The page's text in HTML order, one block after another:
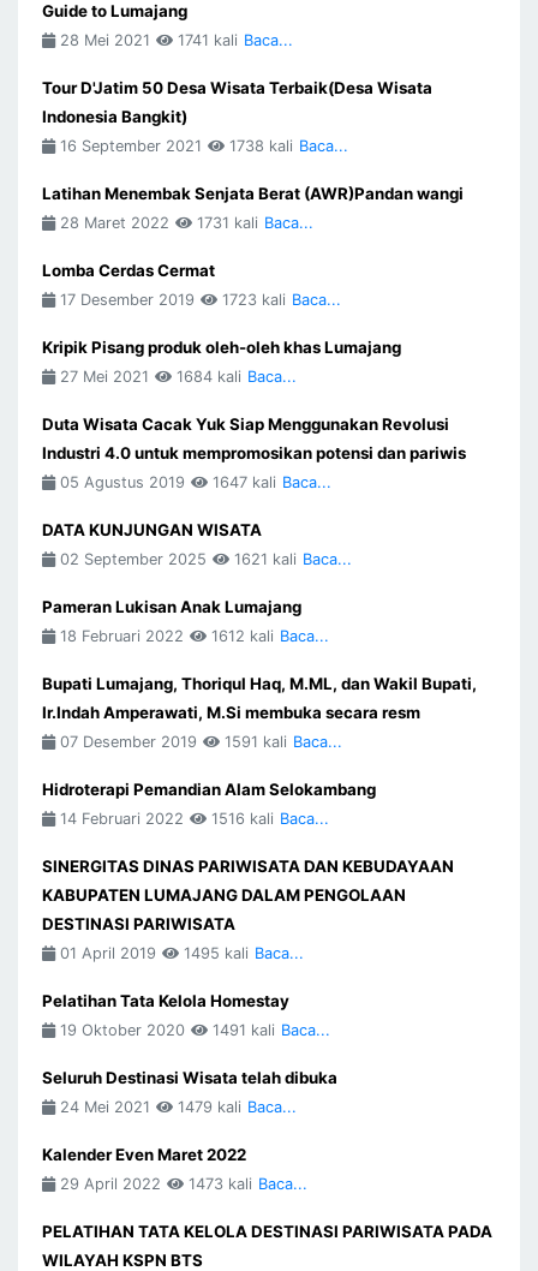
Guide to Lumajang
28 Mei 2021 1741 kali Baca...
Tour D'Jatim 50 Desa Wisata Terbaik(Desa Wisata
Indonesia Bangkit)
16 September 2021 1738 kali Baca...
Latihan Menembak Senjata Berat (AWR)Pandan wangi
28 Maret 2022 1731 kali Baca...
Lomba Cerdas Cermat
17 Desember 2019 1723 kali Baca...
Kripik Pisang produk oleh-oleh khas Lumajang
27 Mei 2021 1684 kali Baca...
Duta Wisata Cacak Yuk Siap Menggunakan Revolusi
Industri 4.0 untuk mempromosikan potensi dan pariwis
05 Agustus 2019 1647 kali Baca...
DATA KUNJUNGAN WISATA
02 September 2025 1621 kali Baca...
Pameran Lukisan Anak Lumajang
18 Februari 2022 1612 kali Baca...
Bupati Lumajang, Thoriqul Haq, M.ML, dan Wakil Bupati,
Ir.Indah Amperawati, M.Si membuka secara resm
07 Desember 2019 1591 kali Baca...
Hidroterapi Pemandian Alam Selokambang
14 Februari 2022 1516 kali Baca...
SINERGITAS DINAS PARIWISATA DAN KEBUDAYAAN
KABUPATEN LUMAJANG DALAM PENGOLAAN
DESTINASI PARIWISATA
01 April 2019 1495 kali Baca...
Pelatihan Tata Kelola Homestay
19 Oktober 2020 1491 kali Baca...
Seluruh Destinasi Wisata telah dibuka
24 Mei 2021 1479 kali Baca...
Kalender Even Maret 2022
29 April 2022 1473 kali Baca...
PELATIHAN TATA KELOLA DESTINASI PARIWISATA PADA
WILAYAH KSPN BTS